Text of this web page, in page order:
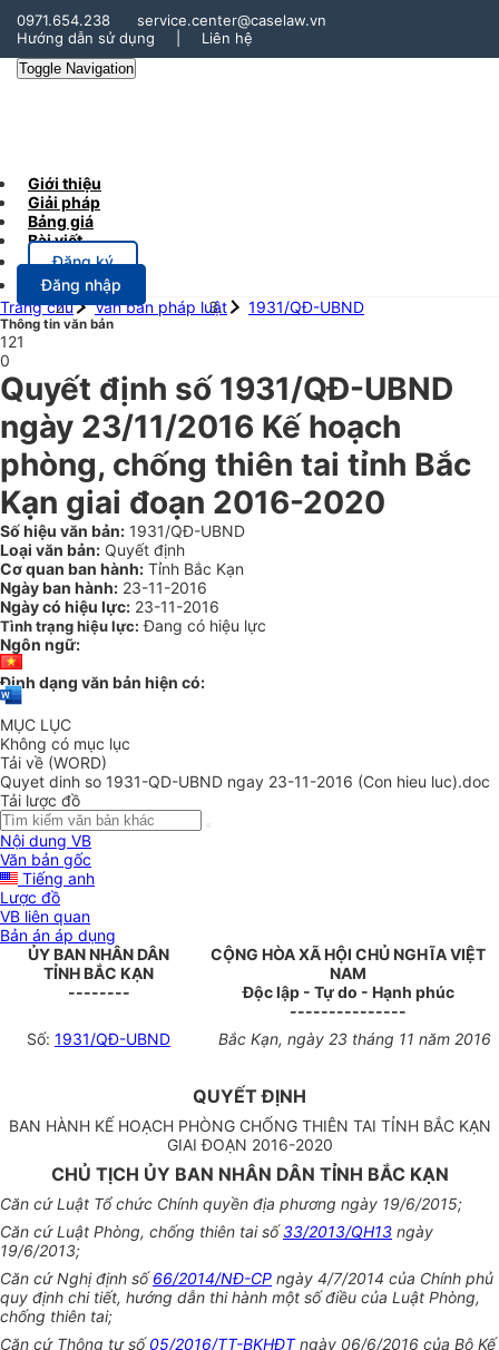
0971.654.238
service.center@caselaw.vn
Hướng dẫn sử dụng
Liên hệ
Toggle Navigation
Giới thiệu
Giải pháp
Bảng giá
Bài viết
Đăng ký
Đăng nhập
Trang chủ
Văn bản pháp luật 1931/QĐ-UBND
Thông tin văn bản
121
0
Quyết định số 1931/QĐ-UBND
ngày 23/11/2016 Kế hoạch
phòng, chống thiên tai tỉnh Bắc
Kạn giai đoạn 2016-2020
Số hiệu văn bản: 1931/QĐ-UBND
Loại văn bản: Quyết định
Cơ quan ban hành: Tỉnh Bắc Kạn
Ngày ban hành: 23-11-2016
Ngày có hiệu lực: 23-11-2016
Tình trạng hiệu lực: Đang có hiệu lực
Ngôn ngữ:
Định dạng văn bản hiện có:
MỤC LỤC
Không có mục lục
Tải về (WORD)
Quyet dinh so 1931-QD-UBND ngay 23-11-2016 (Con hieu luc).doc
Tải lược đồ
Nội dung VB
Văn bản gốc
Tiếng anh
Lược đồ
VB liên quan
Bản án áp dụng
ỦY BAN NHÂN DÂN
TỈNH BẮC KẠN
--------
CỘNG HÒA XÃ HỘI CHỦ NGHĨA VIỆT
NAM
Độc lập - Tự do - Hạnh phúc
---------------
Số: 1931/QĐ-UBND Bắc Kạn, ngày 23 tháng 11 năm 2016
QUYẾT ĐỊNH
BAN HÀNH KẾ HOẠCH PHÒNG CHỐNG THIÊN TAI TỈNH BẮC KẠN
GIAI ĐOẠN 2016-2020
CHỦ TỊCH ỦY BAN NHÂN DÂN TỈNH BẮC KẠN
Căn cứ Luật Tổ chức Chính quyền địa phương ngày 19/6/2015;
Căn cứ Luật Phòng, chống thiên tai số33/2013/QH13 ngày
19/6/2013;
Căn cứ Nghị định số66/2014/NĐ-CP ngày 4/7/2014 của Chính phủ
quy định chi tiết, hướng dẫn thi hành một số điều của Luật Phòng,
chống thiên tai;
Căn cứ Thông tư số05/2016/TT-BKHĐTngày 06/6/2016 của Bộ Kế